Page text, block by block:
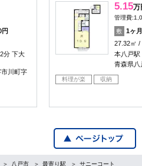
分 下大
川町字
5.15万
管理費
敷
1ヶ月
27.32㎡
本八戸駅
青森県八
料理が楽 収納
八戸市 最寄り駅 サニーコート